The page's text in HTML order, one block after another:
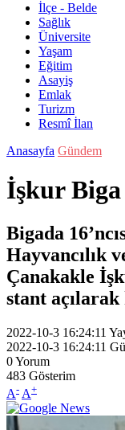
İlçe - Belde
Sağlık
Üniversite
Yaşam
Eğitim
Asayiş
Emlak
Turizm
Resmî İlan
Anasayfa Gündem
İşkur
Bigada
Hayvancılık
Çanakakle
stant açılarak
2022-10-3 16:24:11
2022-10-3 16:24:11
0Yorum
483 Gösterim
A- A+